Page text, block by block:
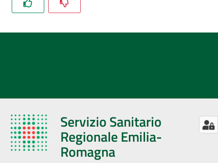
Servizio Sanitario
Regionale Emilia-
Romagna